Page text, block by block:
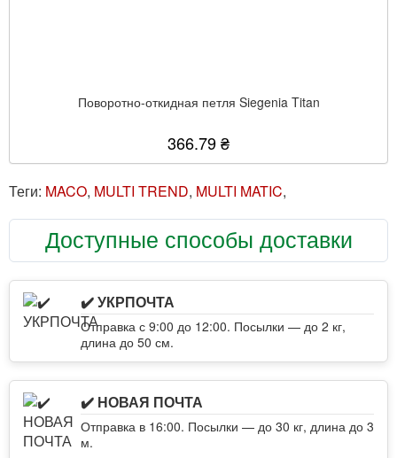
Поворотно-откидная петля Siegenia Titan
366.79 ₴
Теги: MACO, MULTI TREND, MULTI MATIC,
Доступные способы доставки
✔️ УКРПОЧТА
Отправка с 9:00 до 12:00. Посылки — до 2 кг,
длина до 50 см.
✔️ НОВАЯ ПОЧТА
Отправка в 16:00. Посылки — до 30 кг, длина до 3
м.